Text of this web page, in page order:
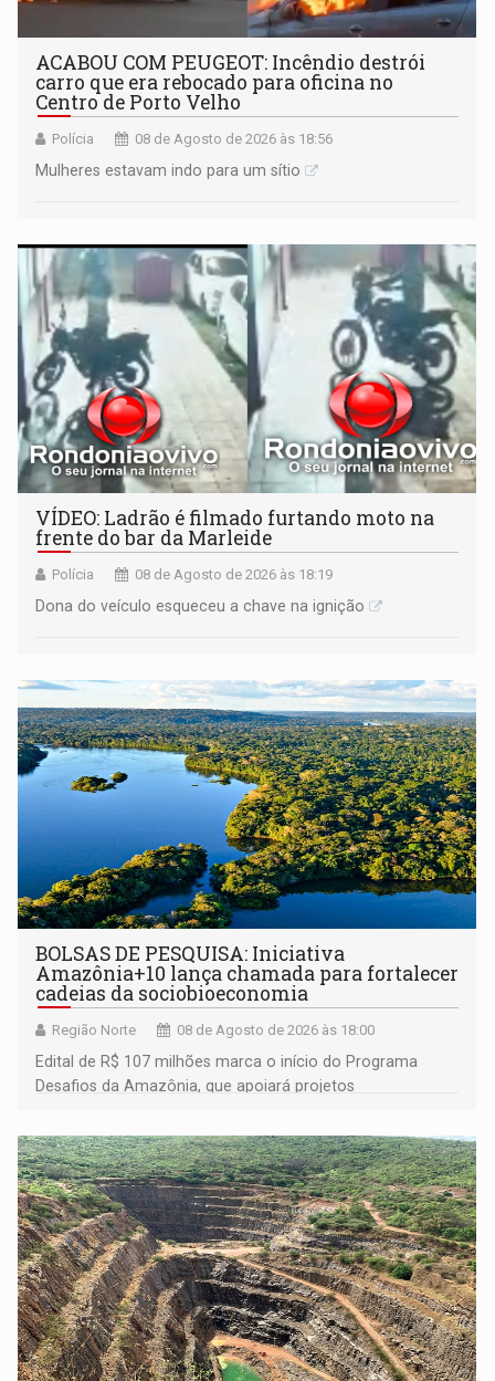
ACABOU COM PEUGEOT: Incêndio destrói
carro que era rebocado para oficina no
Centro de Porto Velho
Polícia 08 de Agosto de 2026 às 18:56
Mulheres estavam indo para um sítio
VÍDEO: Ladrão é filmado furtando moto na
frente do bar da Marleide
Polícia 08 de Agosto de 2026 às 18:19
Dona do veículo esqueceu a chave na ignição
BOLSAS DE PESQUISA: Iniciativa
Amazônia+10 lança chamada para fortalecer
cadeias da sociobioeconomia
Região Norte 08 de Agosto de 2026 às 18:00
Edital de R$ 107 milhões marca o início do Programa
Desafios da Amazônia, que apoiará projetos
submissão de pré-propostas poderá ser feita até 1º de
setembro